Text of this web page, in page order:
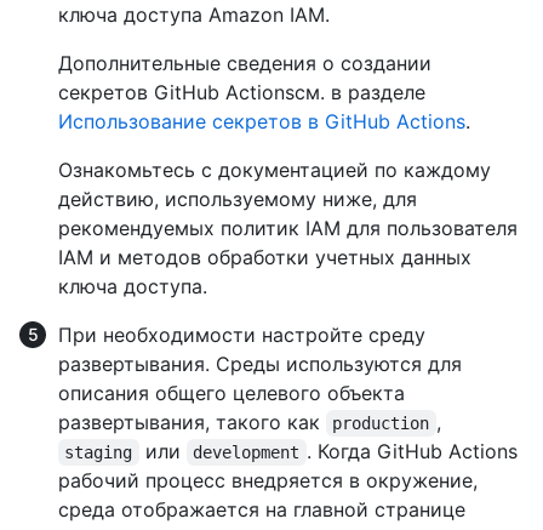
ключа доступа Amazon IAM.
Дополнительные сведения о создании
секретов GitHub Actionsсм. в разделе
Использование секретов в GitHub Actions.
Ознакомьтесь с документацией по каждому
действию, используемому ниже, для
рекомендуемых политик IAM для пользователя
IAM и методов обработки учетных данных
ключа доступа.
При необходимости настройте среду
развертывания. Среды используются для
описания общего целевого объекта
развертывания, такого как
production ,
staging или development . Когда GitHub Actions
рабочий процесс внедряется в окружение,
среда отображается на главной странице